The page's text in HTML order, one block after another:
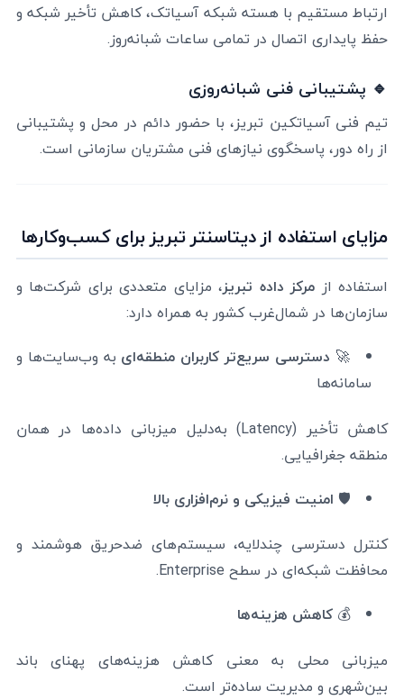
ارتباط مستقیم با هسته شبکه آسیاتک، کاهش تأخیر شبکه و
حفظ پایداری اتصال در تمامی ساعات شبانه‌روز.
🔹 پشتیبانی فنی شبانه‌روزی
تیم فنی آسیاتکین تبریز، با حضور دائم در محل و پشتیبانی
از راه دور، پاسخگوی نیازهای فنی مشتریان سازمانی است.
مزایای استفاده از دیتاسنتر تبریز برای کسب‌وکارها
استفاده از مرکز داده تبریز، مزایای متعددی برای شرکت‌ها و
سازمان‌ها در شمال‌غرب کشور به همراه دارد:
🚀 دسترسی سریع‌تر کاربران منطقه‌ای به وب‌سایت‌ها و
سامانه‌ها
کاهش تأخیر (Latency) به‌دلیل میزبانی داده‌ها در همان
منطقه جغرافیایی.
🛡️ امنیت فیزیکی و نرم‌افزاری بالا
کنترل دسترسی چندلایه، سیستم‌های ضدحریق هوشمند و
محافظت شبکه‌ای در سطح Enterprise.
💰 کاهش هزینه‌ها
میزبانی محلی به معنی کاهش هزینه‌های پهنای باند
بین‌شهری و مدیریت ساده‌تر است.